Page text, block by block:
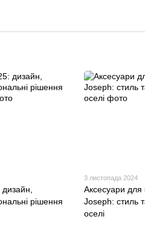
рішення
3 листопада 2024
Аксесуари для
Joseph: стиль
оселі